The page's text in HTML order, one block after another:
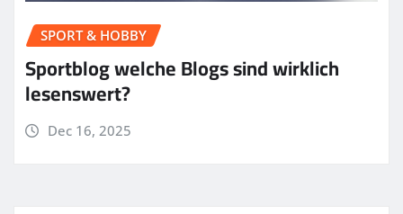
SPORT & HOBBY
Sportblog welche Blogs sind wirklich
lesenswert?
Dec 16, 2025